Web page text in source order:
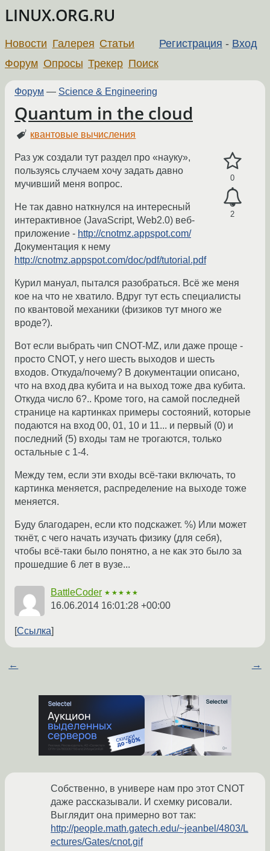
LINUX.ORG.RU
Регистрация - Вход
Новости Галерея Статьи
Форум Опросы Трекер Поиск
Форум — Science & Engineering
Quantum in the cloud
квантовые вычисления
0
2
Раз уж создали тут раздел про «науку»,
пользуясь случаем хочу задать давно
мучивший меня вопрос.
Не так давно наткнулся на интересный
интерактивное (JavaScript, Web2.0) веб-
приложение - http://cnotmz.appspot.com/
Документация к нему
http://cnotmz.appspot.com/doc/pdf/tutorial.pdf
Курил мануал, пытался разобраться. Всё же меня
кое на что не хватило. Вдруг тут есть специалисты
по квантовой механики (физиков тут много же
вроде?).
Вот если выбрать чип CNOT-MZ, или даже проще -
просто CNOT, у него шесть выходов и шесть
входов. Откуда/почему? В документации описано,
что на вход два кубита и на выход тоже два кубита.
Откуда число 6?.. Кроме того, на самой последней
странице на картинках примеры состояний, которые
подаются на вход 00, 01, 10 и 11... и первый (0) и
последний (5) входы там не трогаются, только
остальные с 1-4.
Между тем, если эти входы всё-таки включать, то
картинка меняется, распределение на выходе тоже
меняется.
Буду благодарен, если кто подскажет. %) Или может
ткнёт, с чего начать изучать физику (для себя),
чтобы всё-таки было понятно, а не как это было за
прошедшие 6 лет в вузе...
BattleCoder ★★★★★
16.06.2014 16:01:28 +00:00
Ссылка
← →
Собственно, в универе нам про этот CNOT
даже рассказывали. И схемку рисовали.
Выглядит она примерно вот так:
http://people.math.gatech.edu/~jeanbel/4803/L
ectures/Gates/cnot.gif